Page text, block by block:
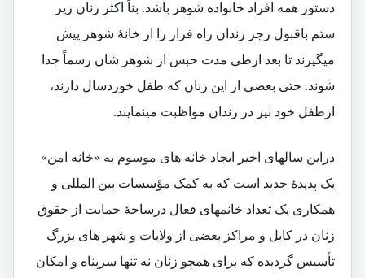
دستور همه افراد خانواده شوهر باشد. بناً اکثر زنان زیر
ستم باقبول زجر زندان راه فرار را از خانۀ شوهر پیش
میگیرند تا بعد ازطی مدت حبس از شوهر شان رسماً جدا
شوند. حتی بعضی از این زنان که طفل خوردسال دارند،
ازطفل خود نیز در زندان مواظبت مینمایند.
دراین سالهای اخیر ایجاد خانه های موسوم به «خانه امن»
یک پدیدۀ جدید است که به کمک مؤسسات بین المللی و
همکاری یک تعداد خانمهای فعال درساحۀ حمایت از حقوق
زنان در کابل و مراکز بعضی از ولایات و شهر های بزرگ
تأسیس گردیده که برای همچو زنان نه تنها سرپناه و امکان